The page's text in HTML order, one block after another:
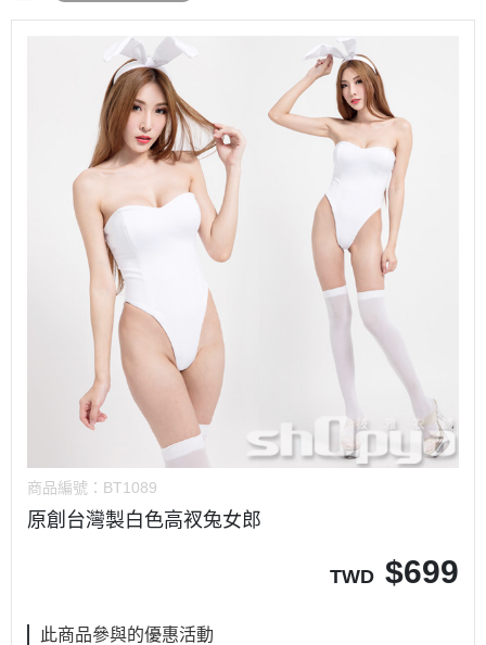
商品編號： BT1089
原創台灣製白色高衩兔女郎
TWD $699
此商品參與的優惠活動